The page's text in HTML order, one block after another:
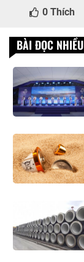
0 Thích
BÀI ĐỌC NHIỀU